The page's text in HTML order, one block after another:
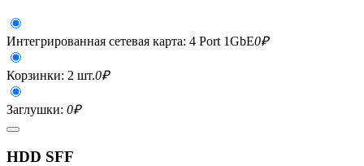
Интегрированная сетевая карта: 4 Port 1GbE0₽
Корзинки: 2 шт.0₽
Заглушки: 0₽
HDD SFF